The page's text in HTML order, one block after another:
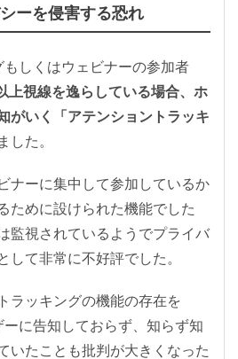
ーを侵害する恐れ
しくはウェビナーの参加者
上視線を逸らしている場合、ホ
がいく「アテンショントラッキ
した。
ナーに集中して参加しているか
ために設けられた機能でした
監視されているようでプライバ
して非常に不好評でした。
ラッキングの機能の存在を
に告知しておらず、知らず知
いたことも批判が大きくなった